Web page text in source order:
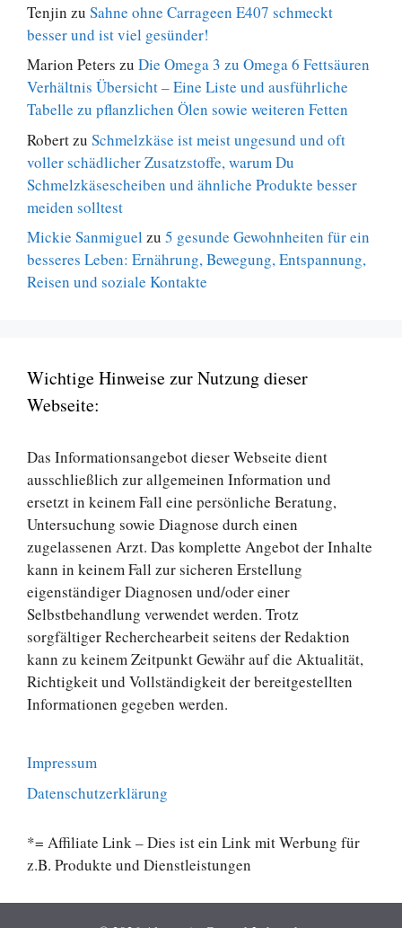
Tenjin zu Sahne ohne Carrageen E407 schmeckt
besser und ist viel gesünder!
Marion Peters zu Die Omega 3 zu Omega 6 Fettsäuren
Verhältnis Übersicht – Eine Liste und ausführliche
Tabelle zu pflanzlichen Ölen sowie weiteren Fetten
Robert zu Schmelzkäse ist meist ungesund und oft
voller schädlicher Zusatzstoffe, warum Du
Schmelzkäsescheiben und ähnliche Produkte besser
meiden solltest
Mickie Sanmiguel zu 5 gesunde Gewohnheiten für ein
besseres Leben: Ernährung, Bewegung, Entspannung,
Reisen und soziale Kontakte
Wichtige Hinweise zur Nutzung dieser
Webseite:
Das Informationsangebot dieser Webseite dient
ausschließlich zur allgemeinen Information und
ersetzt in keinem Fall eine persönliche Beratung,
Untersuchung sowie Diagnose durch einen
zugelassenen Arzt. Das komplette Angebot der Inhalte
kann in keinem Fall zur sicheren Erstellung
eigenständiger Diagnosen und/oder einer
Selbstbehandlung verwendet werden. Trotz
sorgfältiger Recherchearbeit seitens der Redaktion
kann zu keinem Zeitpunkt Gewähr auf die Aktualität,
Richtigkeit und Vollständigkeit der bereitgestellten
Informationen gegeben werden.
Impressum
Datenschutzerklärung
*= Affiliate Link – Dies ist ein Link mit Werbung für
z.B. Produkte und Dienstleistungen